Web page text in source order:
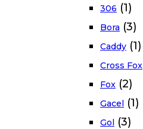
306 (1)
Bora (3)
Caddy (1)
Cross Fox
Fox (2)
Gacel (1)
Gol (3)